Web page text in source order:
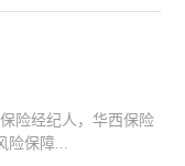
率；能够为企业提供
移到灾后防损、索赔
深化由保险公司提供
险经纪人，华西保险
保障...